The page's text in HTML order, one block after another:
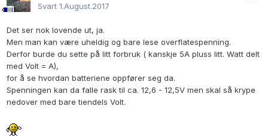
Svart 1.August.2017
Det ser nok lovende ut, ja.
Men man kan være uheldig og bare lese overflatespenning.
Derfor burde du sette på litt forbruk ( kanskje 5A pluss litt. Watt delt
med Volt = A),
for å se hvordan batteriene oppfører seg da.
Spenningen kan da falle rask til ca. 12,6 - 12,5V men skal så krype
nedover med bare tiendels Volt.